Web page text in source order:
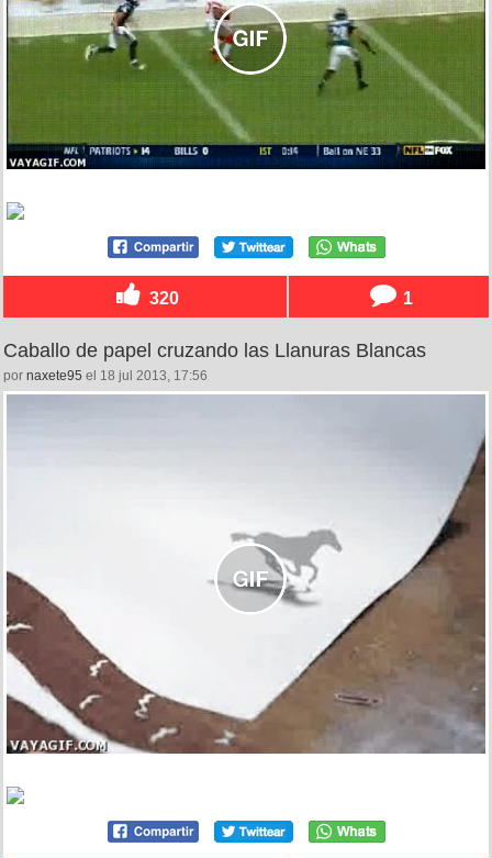
320 1
Caballo de papel cruzando las Llanuras Blancas
por naxete95 el 18 jul 2013, 17:56